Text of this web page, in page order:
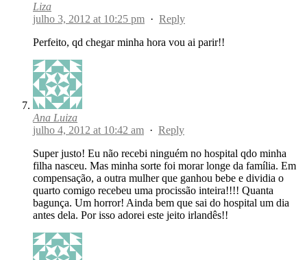
Liza
julho 3, 2012 at 10:25 pm · Reply
Perfeito, qd chegar minha hora vou ai parir!!
Ana Luiza
julho 4, 2012 at 10:42 am · Reply
Super justo! Eu não recebi ninguém no hospital qdo minha
filha nasceu. Mas minha sorte foi morar longe da família. Em
compensação, a outra mulher que ganhou bebe e dividia o
quarto comigo recebeu uma procissão inteira!!!! Quanta
bagunça. Um horror! Ainda bem que sai do hospital um dia
antes dela. Por isso adorei este jeito irlandês!!